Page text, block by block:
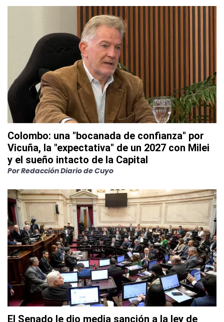
Colombo: una "bocanada de confianza" por
Vicuña, la "expectativa" de un 2027 con Milei
y el sueño intacto de la Capital
PorRedacción Diario de Cuyo
El Senado le dio media sanción a la ley de